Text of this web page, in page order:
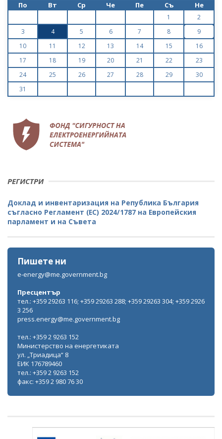
По Вт Ср Че Пе Съ Не
1
2
3
4 5 6 7 8
9
10
11 12 13 14 15
16
17
18 19 20 21 22
23
24
25 26 27 28 29
30
31
РЕГИСТРИ
Доклад и инвентаризация на Република България
съгласно Регламент (ЕС) 2024/1787 на Европейския
парламент и на Съвета
Пишете ни
e-energy@me.government.bg
Пресцентър
тел.: +359 29263 116; +359 29263 288; +359 29263 304; +359 2926
3 256
press.energy@me.government.bg
тел.: +359 2 9263 152
Министерство на енергетиката
ул. „Триадица“ 8
ЕИК 176789460
тел.: +359 2 9263 152
факс: +359 2 980 76 30